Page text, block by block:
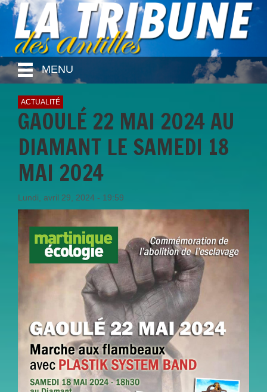
MENU
ACTUALITÉ
GAOULÉ 22 MAI 2024 AU
DIAMANT LE SAMEDI 18
MAI 2024
Lundi, avril 29, 2024 - 19:59